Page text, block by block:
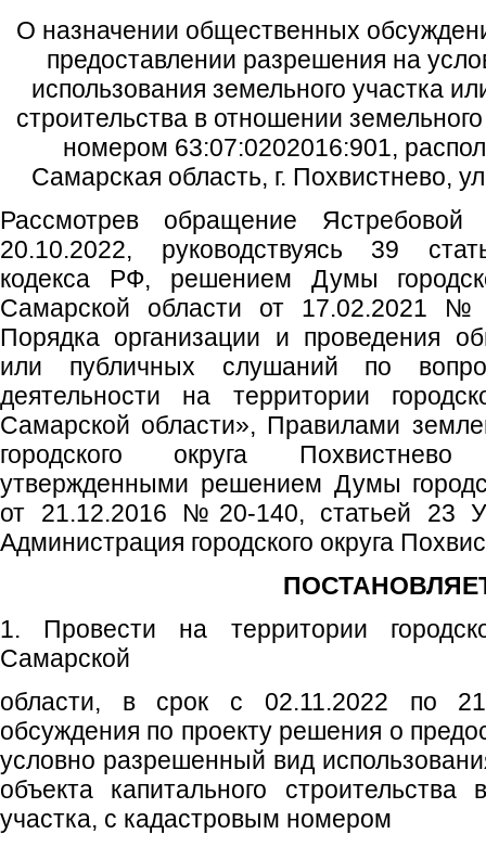
О назначении общественных
предоставлении разрешения на
использования земельного участка
строительства в отношении
номером 63:07:0202016:901,
Самарская область, г. Похвистнево,
Рассмотрев обращение
20.10.2022, руководствуясь 39
кодекса РФ, решением Думы
Самарской области от 17.02.2021
Порядка организации и проведения
или публичных слушаний по
деятельности на территории
Самарской области», Правилами
городского округа
утвержденными решением Думы
от 21.12.2016 №20-140, статьей 23
Администрация городского округа
1. Провести на территории
Самарской
области, в срок с 02.11.2022 по
обсуждения по проекту решения о
условно разрешенный вид
объекта капитального
участка, с кадастровым номером